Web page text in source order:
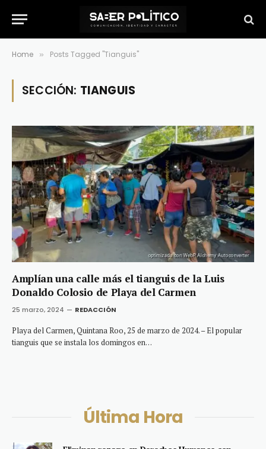
Home » Posts Tagged "Tianguis"
SECCIÓN: TIANGUIS
Amplían una calle más el tianguis de la Luis
Donaldo Colosio de Playa del Carmen
25 marzo, 2024 REDACCIÓN
Playa del Carmen, Quintana Roo, 25 de marzo de 2024. – El popular
tianguis que se instala los domingos en…
Última Hora